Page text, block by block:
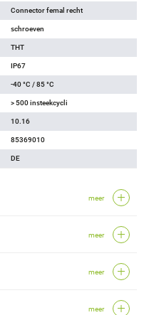
Connector femal recht
schroeven
THT
IP67
-40 °C / 85 °C
> 500 insteekcycli
10.16
85369010
DE
meer
meer
meer
meer